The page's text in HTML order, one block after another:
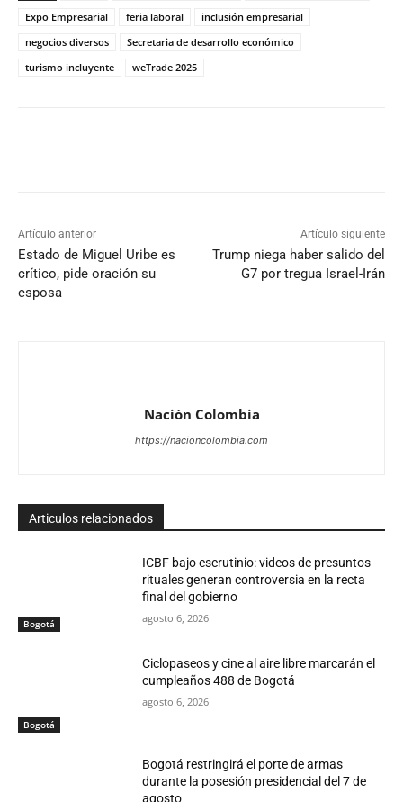
Expo Empresarial
feria laboral
inclusión empresarial
negocios diversos
Secretaria de desarrollo económico
turismo incluyente
weTrade 2025
Artículo anterior
Estado de Miguel Uribe es
crítico, pide oración su
esposa
Artículo siguiente
Trump niega haber salido del
G7 por tregua Israel-Irán
Nación Colombia
https://nacioncolombia.com
Articulos relacionados
Bogotá
ICBF bajo escrutinio: videos de presuntos
rituales generan controversia en la recta
final del gobierno
agosto 6, 2026
Bogotá
Ciclopaseos y cine al aire libre marcarán el
cumpleaños 488 de Bogotá
agosto 6, 2026
Bogotá restringirá el porte de armas
durante la posesión presidencial del 7 de
agosto